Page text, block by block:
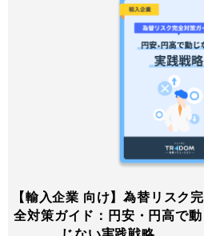
【輸入企業 向け】為替リスク完
全対策ガイド：円安・円高で動